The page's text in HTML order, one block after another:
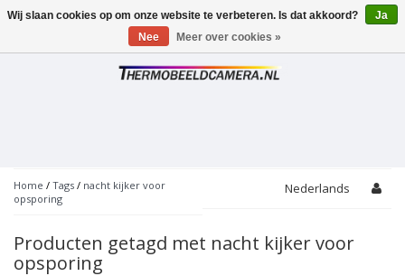
Toggle
Home / Tags / nacht kijker voor
opsporing
Nederlands
Producten getagd met nacht kijker voor
opsporing
Wij slaan cookies op om onze website te verbeteren. Is dat akkoord?
Ja
Nee
Meer over cookies »